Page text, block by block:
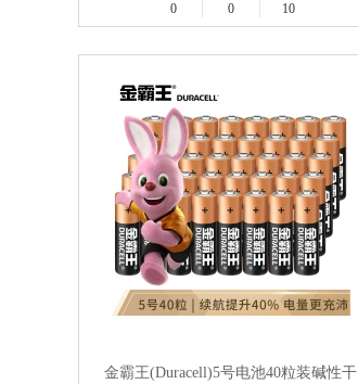
0
0
10
金霸王(Duracell)5号电池40粒装碱性干